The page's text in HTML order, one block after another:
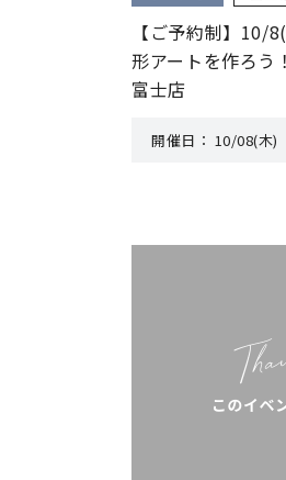
【ご予約制】
形アートを作ろ
富士店
開催日： 10/08(木)